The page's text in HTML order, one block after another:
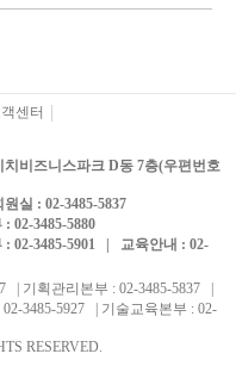
센터
비즈니스파크 D동 7층(우편번호
실 : 02-3485-5837
02-3485-5880
02-3485-5901 | 교육안내 : 02-
| 기획관리본부 : 02-3485-5837 |
3485-5927 | 기술교육본부 : 02-
RESERVED.